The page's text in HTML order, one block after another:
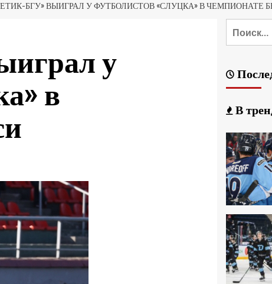
БГУ» ВЫИГРАЛ У ФУТБОЛИСТОВ «СЛУЦКА» В ЧЕМПИОНАТЕ
у
в
В